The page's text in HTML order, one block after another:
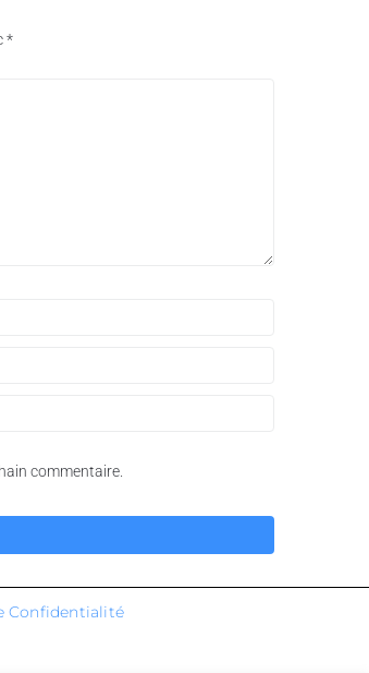
*
commentaire.
Confidentialité